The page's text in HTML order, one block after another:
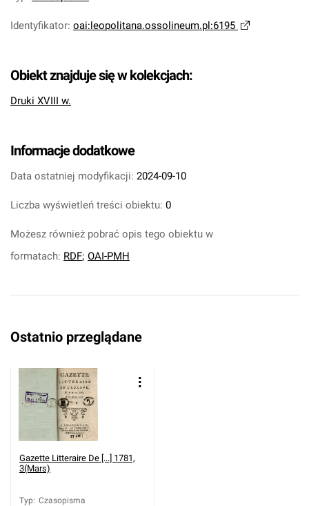
Identyfikator: oai:leopolitana.ossolineum.pl:6195
Obiekt znajduje się w kolekcjach:
Druki XVIII w.
Informacje dodatkowe
Data ostatniej modyfikacji: 2024-09-10
Liczba wyświetleń treści obiektu: 0
Możesz również pobrać opis tego obiektu w
formatach: RDF; OAI-PMH
Ostatnio przeglądane
Gazette Litteraire De [...] 1781,
3(Mars)
Typ: Czasopisma